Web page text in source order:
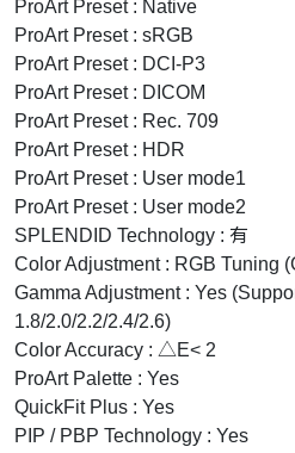
ProArt Preset : Native
ProArt Preset : sRGB
ProArt Preset : DCI-P3
ProArt Preset : DICOM
ProArt Preset : Rec. 709
ProArt Preset : HDR
ProArt Preset : User mode1
ProArt Preset : User mode2
SPLENDID Technology : 有
Color Adjustment : RGB Tuning
Gamma Adjustment : Yes
1.8/2.0/2.2/2.4/2.6)
Color Accuracy : △E< 2
ProArt Palette : Yes
QuickFit Plus : Yes
PIP / PBP Technology : Yes